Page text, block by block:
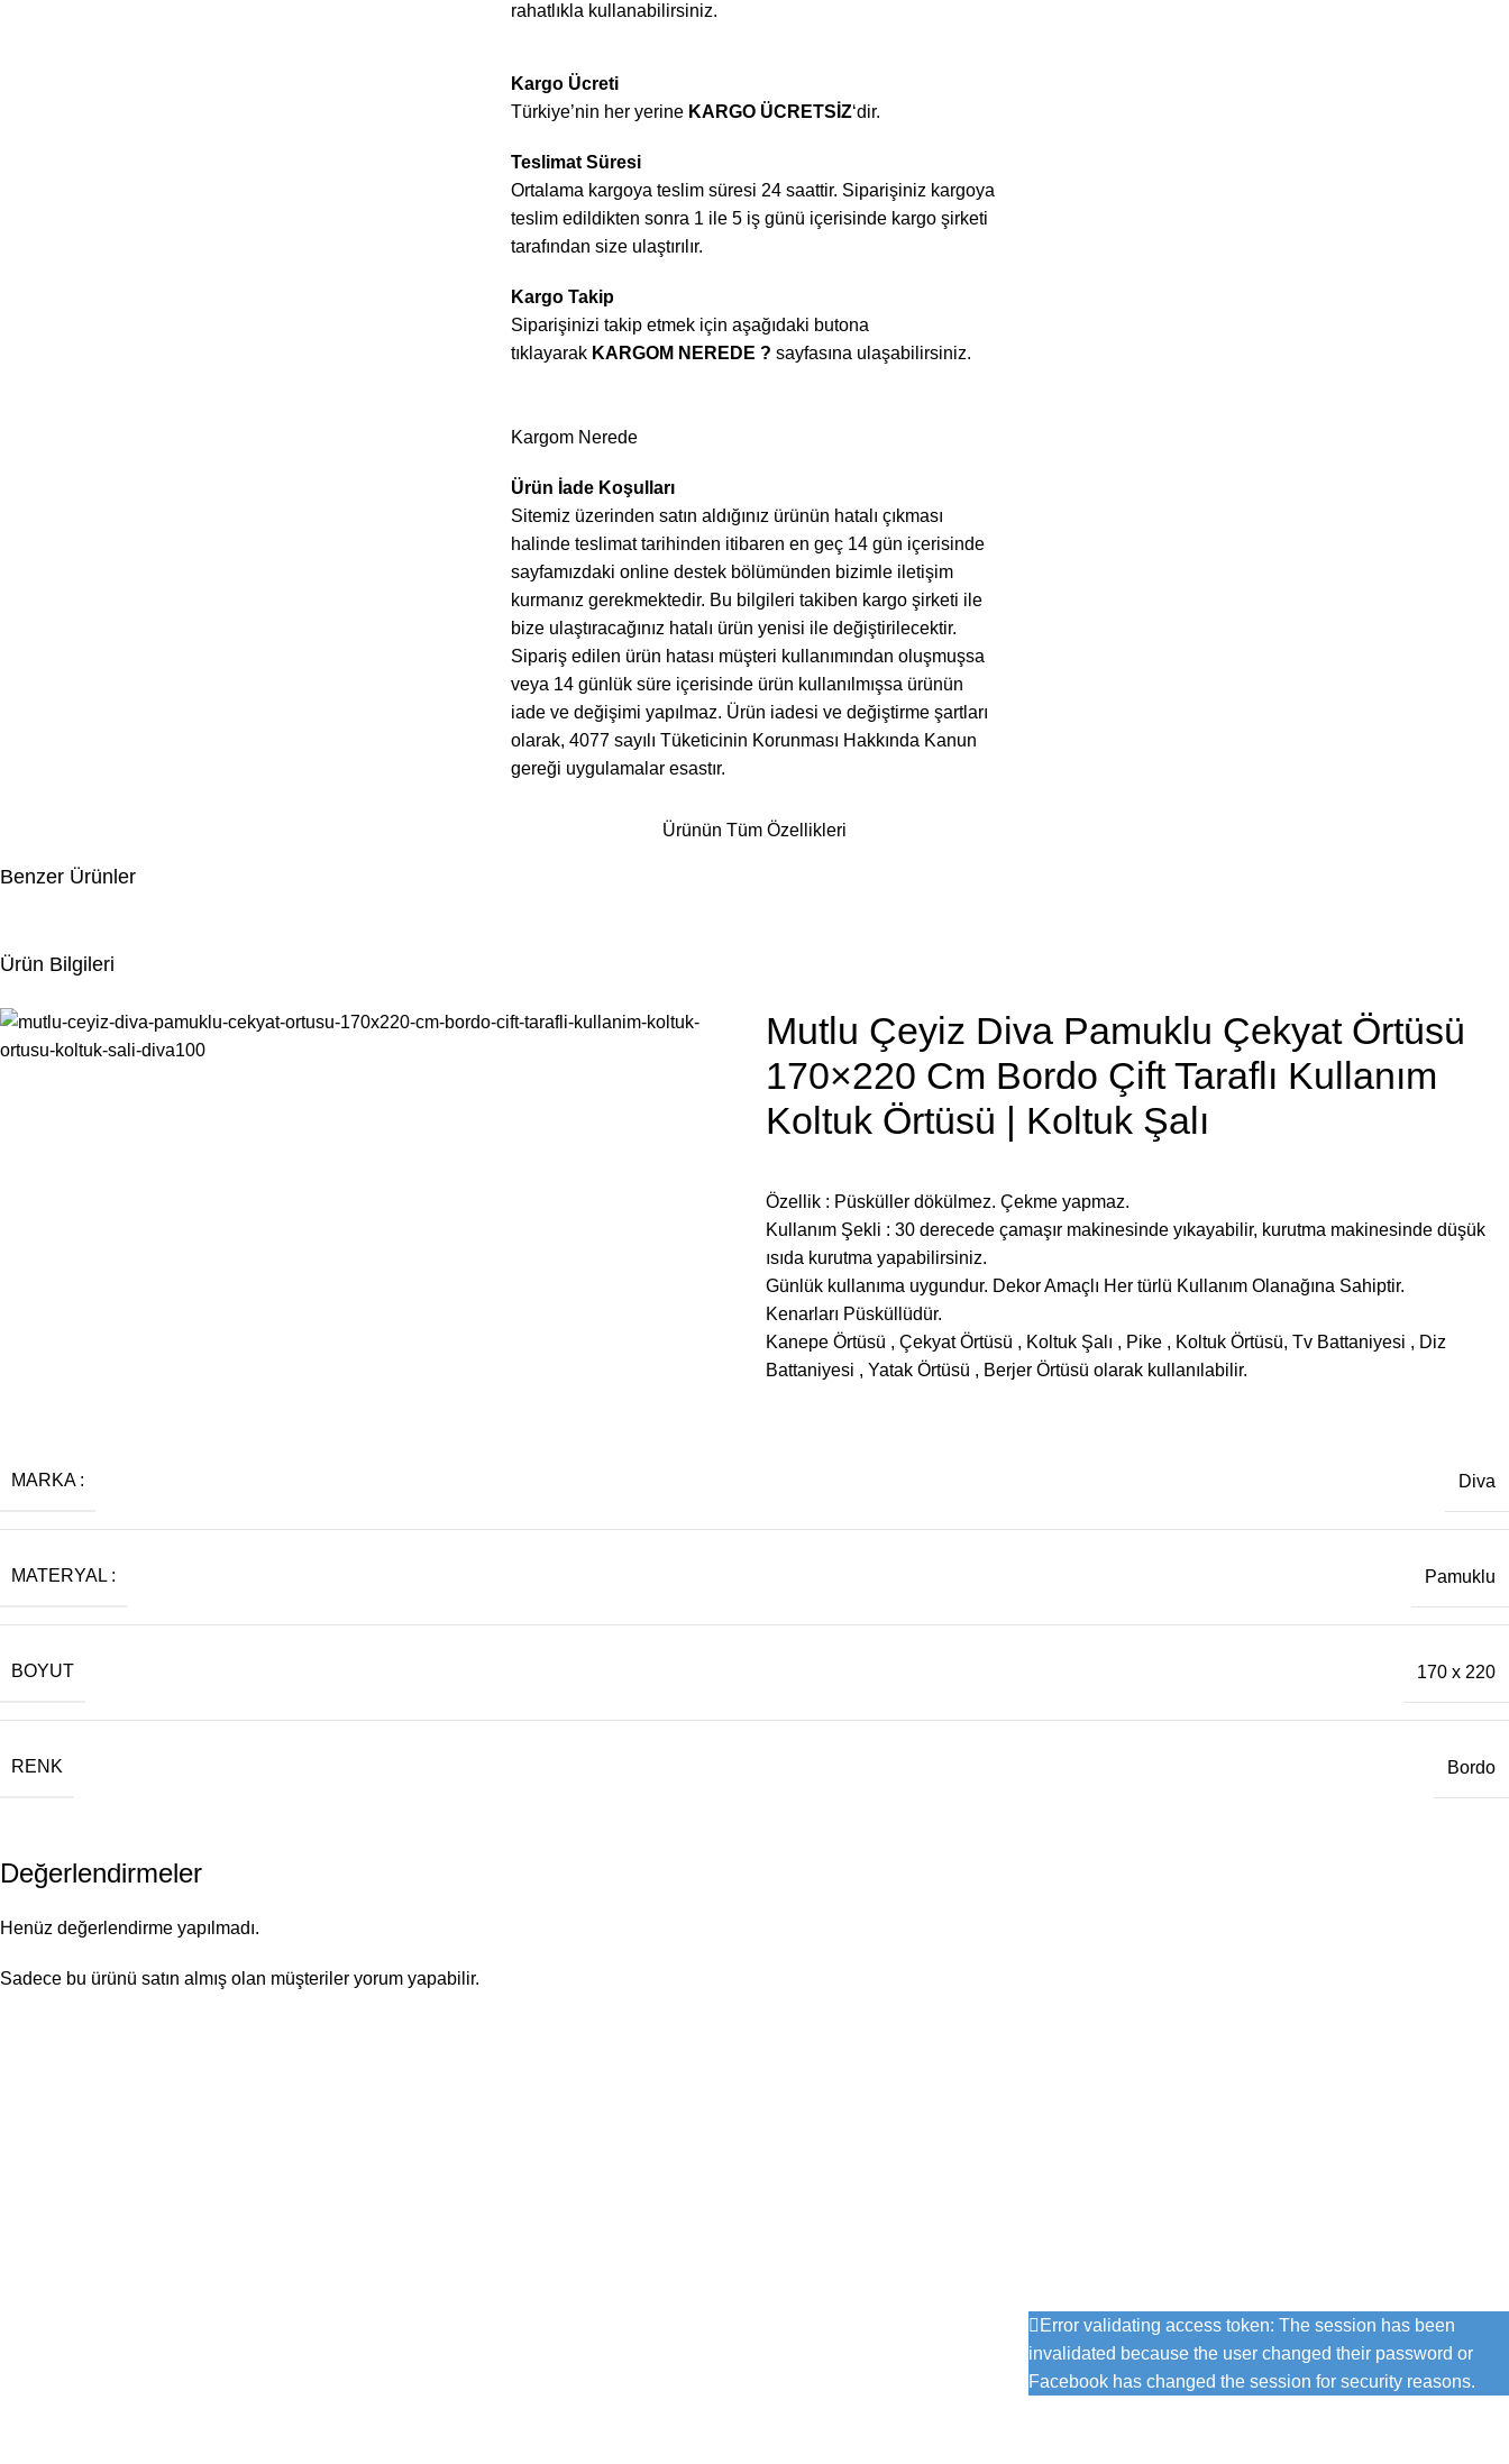
rahatlıkla kullanabilirsiniz.
Kargo Ücreti
Türkiye’nin her yerine KARGO ÜCRETSİZ‘dir.
Teslimat Süresi
Ortalama kargoya teslim süresi 24 saattir. Siparişiniz kargoya
teslim edildikten sonra 1 ile 5 iş günü içerisinde kargo şirketi
tarafından size ulaştırılır.
Kargo Takip
Siparişinizi takip etmek için aşağıdaki butona
tıklayarak KARGOM NEREDE ? sayfasına ulaşabilirsiniz.
Kargom Nerede
Ürün İade Koşulları
Sitemiz üzerinden satın aldığınız ürünün hatalı çıkması
halinde teslimat tarihinden itibaren en geç 14 gün içerisinde
sayfamızdaki online destek bölümünden bizimle iletişim
kurmanız gerekmektedir. Bu bilgileri takiben kargo şirketi ile
bize ulaştıracağınız hatalı ürün yenisi ile değiştirilecektir.
Sipariş edilen ürün hatası müşteri kullanımından oluşmuşsa
veya 14 günlük süre içerisinde ürün kullanılmışsa ürünün
iade ve değişimi yapılmaz. Ürün iadesi ve değiştirme şartları
olarak, 4077 sayılı Tüketicinin Korunması Hakkında Kanun
gereği uygulamalar esastır.
Ürünün Tüm Özellikleri
Benzer Ürünler
Ürün Bilgileri
Mutlu Çeyiz Diva Pamuklu Çekyat Örtüsü
170×220 Cm Bordo Çift Taraflı Kullanım
Koltuk Örtüsü | Koltuk Şalı
Özellik : Püsküller dökülmez. Çekme yapmaz.
Kullanım Şekli : 30 derecede çamaşır makinesinde yıkayabilir, kurutma makinesinde düşük
ısıda kurutma yapabilirsiniz.
Günlük kullanıma uygundur. Dekor Amaçlı Her türlü Kullanım Olanağına Sahiptir.
Kenarları Püsküllüdür.
Kanepe Örtüsü , Çekyat Örtüsü , Koltuk Şalı , Pike , Koltuk Örtüsü, Tv Battaniyesi , Diz
Battaniyesi , Yatak Örtüsü , Berjer Örtüsü olarak kullanılabilir.
MARKA : Diva
MATERYAL : Pamuklu
BOYUT 170 x 220
RENK Bordo
Değerlendirmeler
Henüz değerlendirme yapılmadı.
Sadece bu ürünü satın almış olan müşteriler yorum yapabilir.
Error validating access token: The session has been
invalidated because the user changed their password or
Facebook has changed the session for security reasons.